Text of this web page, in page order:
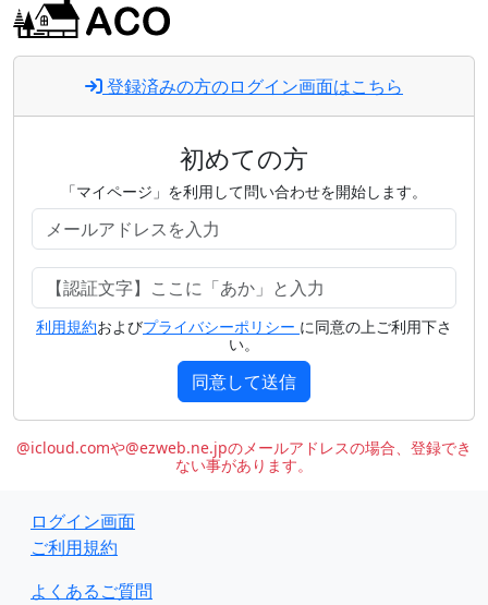
登録済みの方のログイン画面はこちら
初めての方
「マイページ」を利用して問い合わせを開始します。
利用規約およびプライバシーポリシー に同意の上ご利用下さ
い。
同意して送信
@icloud.comや@ezweb.ne.jpのメールアドレスの場合、登録でき
ない事があります。
ログイン画面
ご利用規約
よくあるご質問